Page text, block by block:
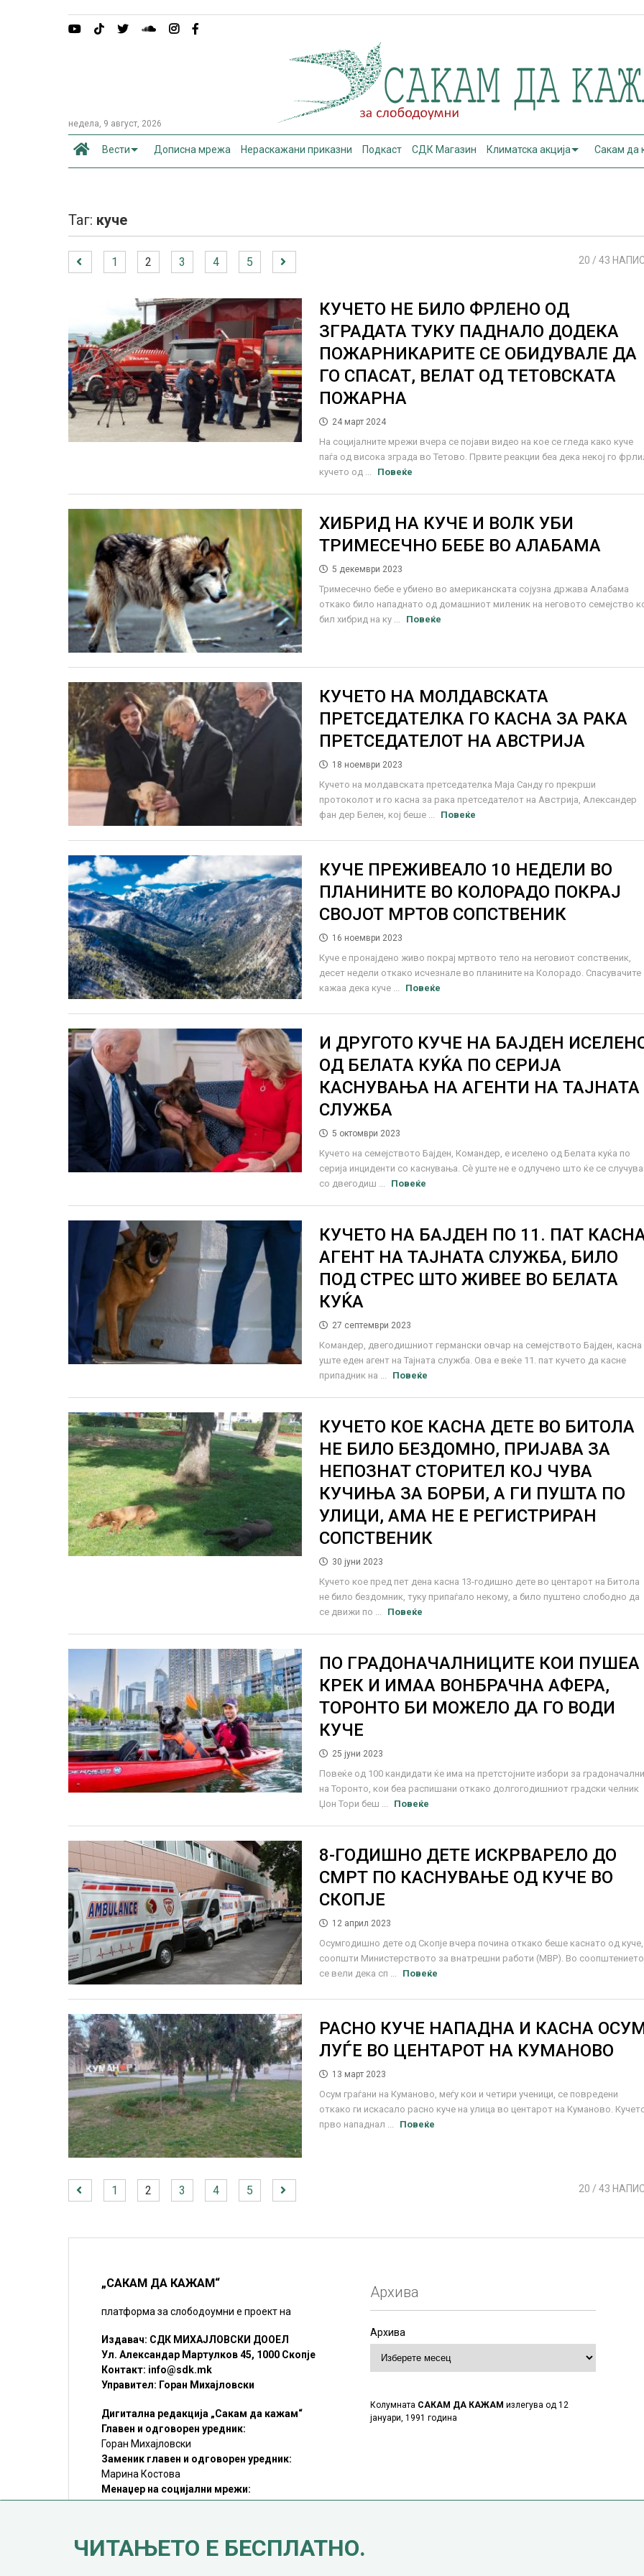
недела, 9 август, 2026
Вести Дописна мрежа Нераскажани приказни Подкаст СДК Магазин Климатска акција Сакам да
Таг: куче
1 2 3 4 5 20 / 43
КУЧЕТО НЕ БИЛО ФРЛЕНО ОД
ЗГРАДАТА ТУКУ ПАДНАЛО ДОДЕКА
ПОЖАРНИКАРИТЕ СЕ ОБИДУВАЛЕ ДА
ГО СПАСАТ, ВЕЛАТ ОД ТЕТОВСКАТА
ПОЖАРНА
24 март 2024
На социјалните мрежи вчера се појави видео на кое се гледа како куче
паѓа од висока зграда во Тетово. Првите реакции беа дека некој го
кучето од ...
Повеќе
ХИБРИД НА КУЧЕ И ВОЛК УБИ
ТРИМЕСЕЧНО БЕБЕ ВО АЛАБАМА
5 декември 2023
Тримесечно бебе е убиено во американската сојузна држава Алабама
откако било нападнато од домашниот миленик на неговото семејство
бил хибрид на ку ...
Повеќе
КУЧЕТО НА МОЛДАВСКАТА
ПРЕТСЕДАТЕЛКА ГО КАСНА ЗА РАКА
ПРЕТСЕДАТЕЛОТ НА АВСТРИЈА
18 ноември 2023
Кучето на молдавската претседателка Маја Санду го прекрши
протоколот и го касна за рака претседателот на Австрија, Александер
фан дер Белен, кој беше ...
Повеќе
КУЧЕ ПРЕЖИВЕАЛО 10 НЕДЕЛИ ВО
ПЛАНИНИТЕ ВО КОЛОРАДО ПОКРАЈ
СВОЈОТ МРТОВ СОПСТВЕНИК
16 ноември 2023
Куче е пронајдено живо покрај мртвото тело на неговиот сопственик,
десет недели откако исчезнале во планините на Колорадо. Спасувачите
кажаа дека куче ...
Повеќе
И ДРУГОТО КУЧЕ НА БАЈДЕН
ОД БЕЛАТА КУЌА ПО СЕРИЈА
КАСНУВАЊА НА АГЕНТИ НА ТАЈНАТА
СЛУЖБА
5 октомври 2023
Кучето на семејството Бајден, Командер, е иселено од Белата куќа по
серија инциденти со каснувања. Сѐ уште не е одлучено што ќе се случува
со двегодиш ...
Повеќе
КУЧЕТО НА БАЈДЕН ПО 11. ПАТ
АГЕНТ НА ТАЈНАТА СЛУЖБА, БИЛО
ПОД СТРЕС ШТО ЖИВЕЕ ВО БЕЛАТА
КУЌА
27 септември 2023
Командер, двегодишниот германски овчар на семејството Бајден, касна
уште еден агент на Тајната служба. Ова е веќе 11. пат кучето да касне
припадник на ...
Повеќе
КУЧЕТО КОЕ КАСНА ДЕТЕ ВО БИТОЛА
НЕ БИЛО БЕЗДОМНО, ПРИЈАВА ЗА
НЕПОЗНАТ СТОРИТЕЛ КОЈ ЧУВА
КУЧИЊА ЗА БОРБИ, А ГИ ПУШТА ПО
УЛИЦИ, АМА НЕ Е РЕГИСТРИРАН
СОПСТВЕНИК
30 јуни 2023
Кучето кое пред пет дена касна 13-годишно дете во центарот на Битола
не било бездомник, туку припаѓало некому, а било пуштено слободно да
се движи по ...
Повеќе
ПО ГРАДОНАЧАЛНИЦИТЕ КОИ ПУШЕА
КРЕК И ИМАА ВОНБРАЧНА АФЕРА,
ТОРОНТО БИ МОЖЕЛО ДА ГО ВОДИ
КУЧЕ
25 јуни 2023
Повеќе од 100 кандидати ќе има на претстојните избори за
на Торонто, кои беа распишани откако долгогодишниот градски челник
Џон Тори беш ...
Повеќе
8-ГОДИШНО ДЕТЕ ИСКРВАРЕЛО ДО
СМРТ ПО КАСНУВАЊЕ ОД КУЧЕ ВО
СКОПЈЕ
12 април 2023
Осумгодишно дете од Скопје вчера починa откако беше каснато од куче,
соопшти Министерството за внатрешни работи (МВР). Во соопштението
се вели дека сп ...
Повеќе
РАСНО КУЧЕ НАПАДНА И КАСНА
ЛУЃЕ ВО ЦЕНТАРОТ НА КУМАНОВО
13 март 2023
Осум граѓани на Куманово, меѓу кои и четири ученици, се повредени
откако ги искасало расно куче на улица во центарот на Куманово.
прво нападнал ...
Повеќе
1 2 3 4 5 20 / 43
„САКАМ ДА КАЖАМ“
платформа за слободоумни е проект на
Издавач: СДК МИХАЈЛОВСКИ ДООЕЛ
Ул. Александар Мартулков 45, 1000 Скопје
Контакт: info@sdk.mk
Управител: Горан Михајловски
Дигитална редакција „Сакам да кажам“
Главен и одговорен уредник:
Горан Михајловски
Заменик главен и одговорен уредник:
Марина Костова
Менаџер на социјални мрежи:
Мирослав Илиоски
©SDK.MK Крадењето авторски текстови е казниво со закон.
Преземањето на авторски содржини (текстови) од оваа
Архива
Архива
Колумната САКАМ ДА КАЖАМ излегува од 12
јануари, 1991 година
ЧИТАЊЕТО Е БЕСПЛАТНО.